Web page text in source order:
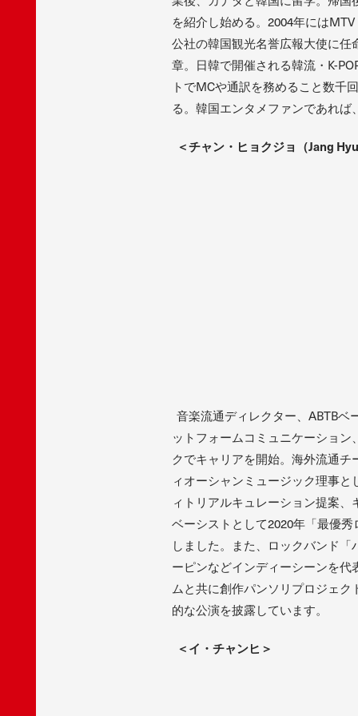
を紹介し始める。2004年には
公社の韓国観光名誉広報大使に任
章。日韓で開催される韓流・K-
トでMCや通訳を務めること数千
る。韓国エンタメファンであれ
＜チャン・ヒョクジョ（Jang
音楽流通ディレクター、ABTB
ットフォームコミュニケーショ
クでキャリアを開始。海外流通
ィオーシャンミュージック理事
ィトリアルキュレーション提案
ベーシストとして2020年「最優
しました。また、ロックバンド
ーピンなどインディーシーンを
ムと共に創作パンソリプロジェ
的な公演を披露しています。
＜イ・チャンヒ＞